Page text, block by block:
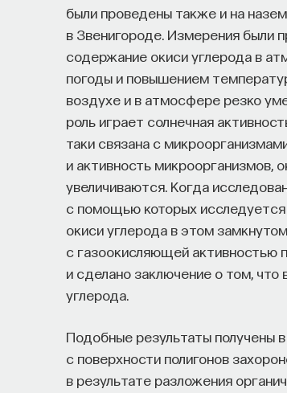
были проведены также и на
в Звенигороде. Измерения были
содержание окиси углерода в
погоды и повышением
воздухе и в атмосфере резко
роль играет солнечная
таки связана с
и активность микроорганизмов,
увеличиваются. Когда
с помощью которых исследуется
окиси углерода в этом
с газоокисляющей активностью
и сделано заключение о том, что
углерода.
Подобные результаты получены
с поверхности полигонов
в результате разложения